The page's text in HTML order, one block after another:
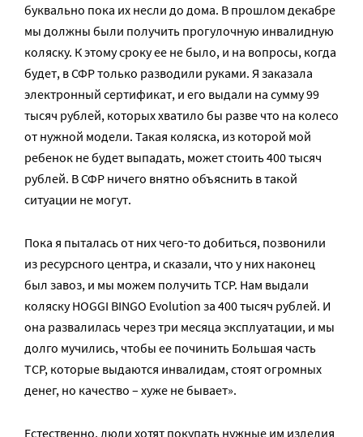
буквально пока их несли до дома. В прошлом декабре
мы должны были получить прогулочную инвалидную
коляску. К этому сроку ее не было, и на вопросы, когда
будет, в СФР только разводили руками. Я заказала
электронный сертификат, и его выдали на сумму 99
тысяч рублей, которых хватило бы разве что на колесо
от нужной модели. Такая коляска, из которой мой
ребенок не будет выпадать, может стоить 400 тысяч
рублей. В СФР ничего внятно объяснить в такой
ситуации не могут.
Пока я пыталась от них чего-то добиться, позвонили
из ресурсного центра, и сказали, что у них наконец
был завоз, и мы можем получить ТСР. Нам выдали
коляску HOGGI BINGO Evolution за 400 тысяч рублей. И
она развалилась через три месяца эксплуатации, и мы
долго мучились, чтобы ее починить Большая часть
ТСР, которые выдаются инвалидам, стоят огромных
денег, но качество – хуже не бывает».
Естественно, люди хотят покупать нужные им изделия